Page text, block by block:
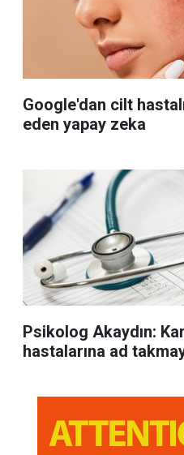
Google'dan cilt
eden yapay zeka
Psikolog Akaydın:
hastalarına ad